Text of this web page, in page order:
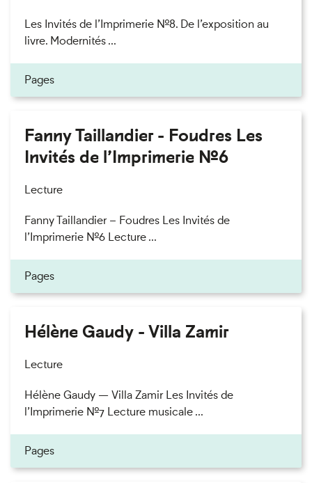
Les Invités de l’Imprimerie n°8. De l’exposition au
livre. Modernités ...
Pages
Fanny Taillandier - Foudres Les
Invités de l’Imprimerie n°6
Lecture
Fanny Taillandier – Foudres Les Invités de
l’Imprimerie n°6 Lecture ...
Pages
Hélène Gaudy - Villa Zamir
Lecture
Hélène Gaudy — Villa Zamir Les Invités de
l’Imprimerie n°7 Lecture musicale ...
Pages